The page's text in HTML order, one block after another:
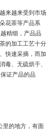
来越来受到市场
花茶等产品系
精细，产品品
的加工工艺十分
快速采摘，而加
毒、无硫烘干、
证产品的品
的地方，有面